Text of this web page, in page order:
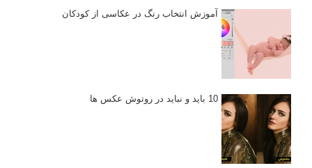
آموزش انتخاب رنگ در عکاسی از کودکان
10 باید و نباید در روتوش عکس ها